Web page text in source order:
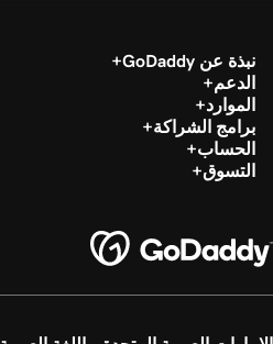
نبذة عن GoDaddy
الدعم
الموارد
برامج الشراكة
الحساب
التسوق